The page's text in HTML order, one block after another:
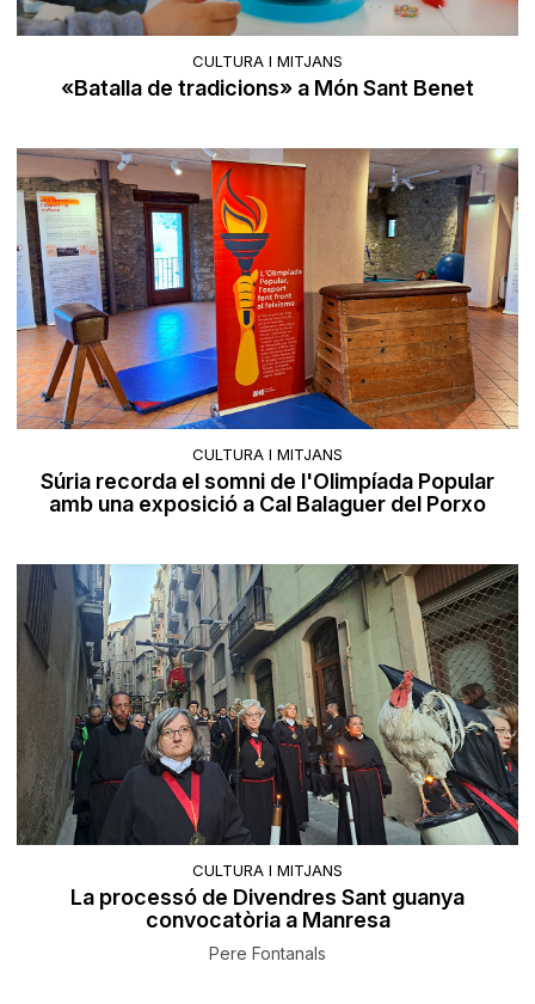
CULTURA I MITJANS
«Batalla de tradicions» a Món Sant Benet
CULTURA I MITJANS
Súria recorda el somni de l'Olimpíada Popular
amb una exposició a Cal Balaguer del Porxo
CULTURA I MITJANS
La processó de Divendres Sant guanya
convocatòria a Manresa
Pere Fontanals